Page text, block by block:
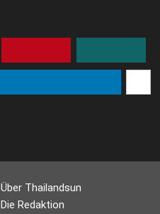
Über Thailandsun
Die Redaktion